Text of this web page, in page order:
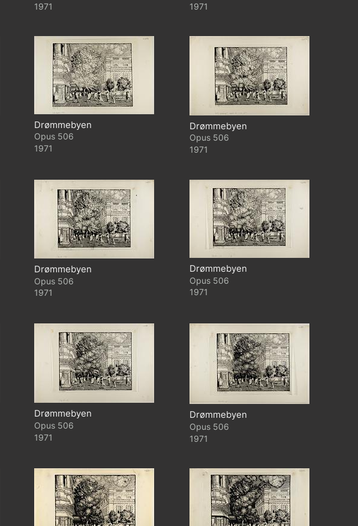
1971
1971
Drømmebyen
506
1971
Drømmebyen
506
1971
Drømmebyen
506
1971
Drømmebyen
506
1971
Drømmebyen
506
1971
Drømmebyen
506
1971